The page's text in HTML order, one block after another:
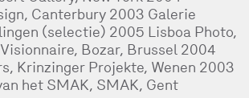
Canterbury 2003 Galerie
(selectie) 2005 Lisboa Photo,
Bozar, Brussel 2004
Krinzinger Projekte, Wenen 2003
het SMAK, SMAK, Gent